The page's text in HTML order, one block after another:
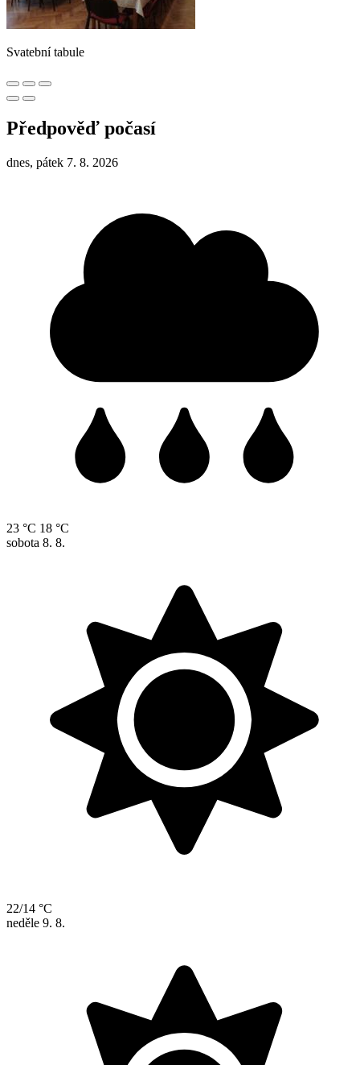
Svatební tabule
Předpověď počasí
dnes, pátek 7. 8. 2026
23 °C 18 °C
sobota 8. 8.
22/14 °C
neděle 9. 8.